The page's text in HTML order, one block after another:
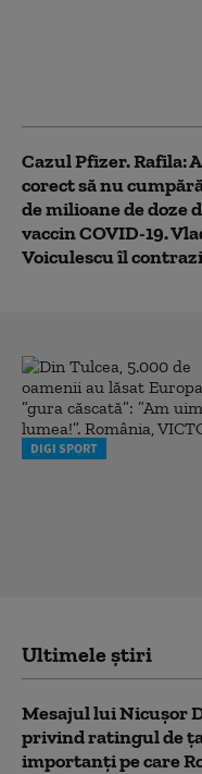
Cazul Pfizer. Rafila:
corect să nu
de milioane de doze
vaccin COVID-19.
Voiculescu îl
DIGI SPORT
Ultimele știri
Mesajul lui Nicușor
privind ratingul de
importanți pe care